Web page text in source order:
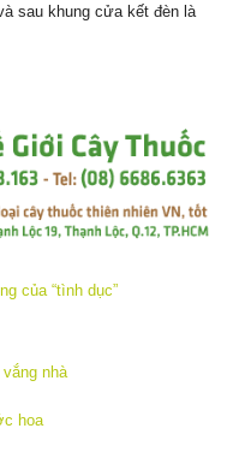
sau khung cửa kết đèn là
vắng nhà
hoa